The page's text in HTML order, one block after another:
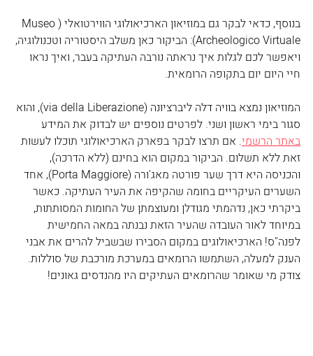
בנוסף, כדאי לבקר גם במוזיאון הארכיאולוגי הווירטואלי (Museo
Archeologico Virtuale): הביקור כאן משלב היסטוריה וטכנולוגיה,
ויאפשר לכם לגלות איך נראתה נורבה העתיקה בעבר, ואיך נראו
חיי היום יום בתקופה הרומאית.
המוזיאון נמצא בוויה דלה ליברציונה (via della Liberazione), והוא
סגור בימי ראשון ושני. לפרטים נוספים יש לבדוק את המידע
באתר הרשמי. אם תרצו לבקר בפארק הארכיאולוגי תוכלו לעשות
זאת ללא תשלום. הביקור במקום הוא בחינם (ללא הדרכה),
והכניסה היא דרך שער פורטה מאג'ורה (Porta Maggiore), אחד
השערים העיקריים בחומה שהקיפה את העיר העתיקה. כאשר
ביקרתי כאן, נדהמתי מגודלן ומעוצמתן של החומות המסותתות,
במיוחד לאור העובדה שהעיר הזאת נבנתה במאה החמישית
לפנה"ס! הארכיאולוגים במקום הסבירו שבשביל להרים את אבני
הענק למעלה, השתמשו הרומאים במערכת מורכבת של סוללות.
צודק מי שאומר שהרומאים העתיקים היו מהנדסים גאונים!